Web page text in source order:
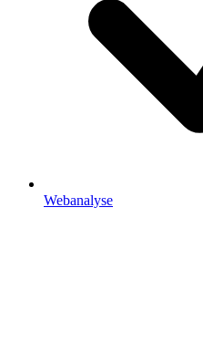
Webanalyse